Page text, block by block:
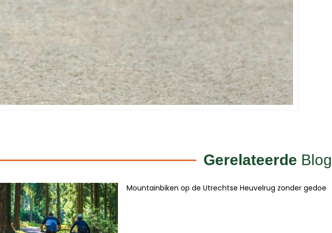
Gerelateerde Blog
Mountainbiken op de Utrechtse Heuvelrug zonder gedoe